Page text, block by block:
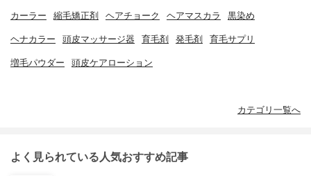
カーラー 縮毛矯正剤 ヘアチョーク ヘアマスカラ 黒染め
ヘナカラー 頭皮マッサージ器 育毛剤 発毛剤 育毛サプリ
増毛パウダー 頭皮ケアローション
カテゴリ一覧へ
よく見られている人気おすすめ記事